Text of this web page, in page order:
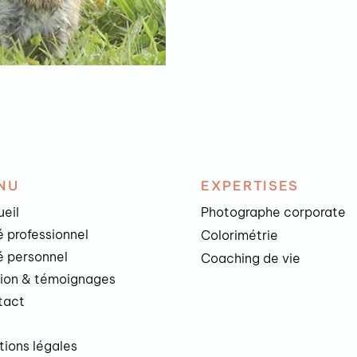
professionnel
personnel
& témoignages
légales
EXPERTISES
Photographe corporate
Colorimétrie
Coaching de vie